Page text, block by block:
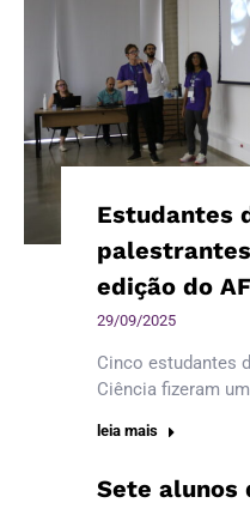
Estudantes
edição do
29/09/2025
Cinco estudantes
Ciência fizeram
leia mais
Sete alunos